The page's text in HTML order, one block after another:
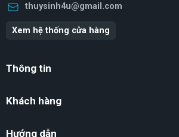
thuysinh4u@gmail.com
Xem hệ thống cửa hàng
Thông tin
Khách hàng
Hướng dẫn